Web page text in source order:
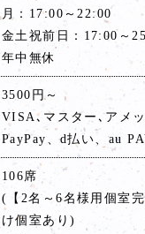
月：17:00～22:00
金土祝前日：17:00～
年中無休
3500円～
VISA､マスター､アメ
PayPay、d払い、au
106席
(【2名～6名様用個室
け個室あり)